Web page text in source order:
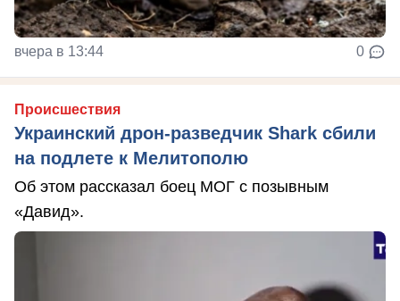
вчера в 13:44 0
Происшествия
Украинский дрон-разведчик Shark сбили
на подлете к Мелитополю
Об этом рассказал боец МОГ с позывным
«Давид».